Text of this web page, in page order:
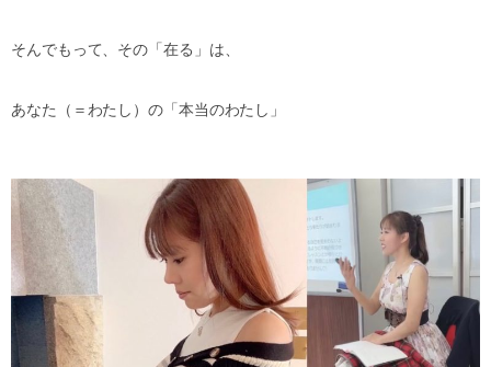
そんでもって、その「在る」は、
あなた（＝わたし）の「本当のわたし」